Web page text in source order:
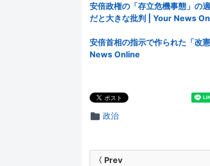
安倍政権の「存立危機事態」の
だと大きな批判 | Your News
安倍首相の指示で作られた「改
News Online
政治
〈 Prev